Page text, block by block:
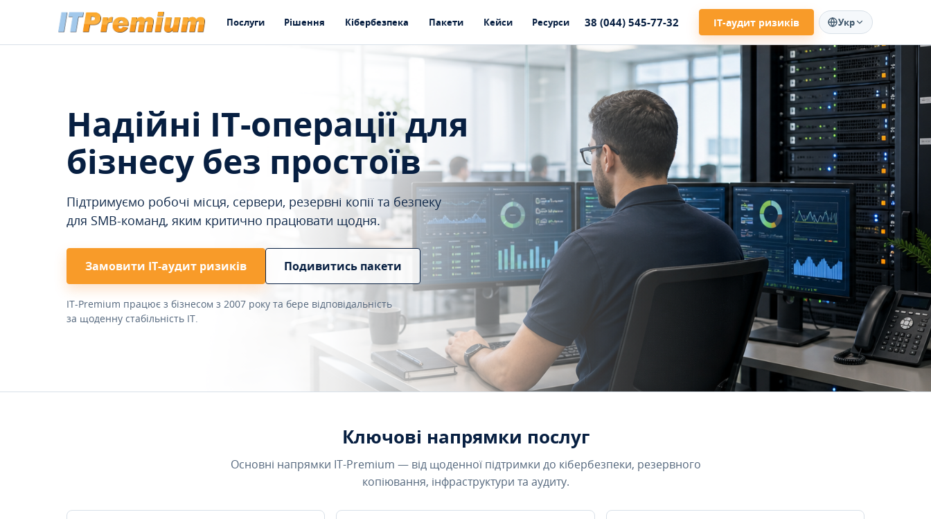
Послуги Рішення Кібербезпека Пакети Кейси Ресурси 38 (044) 545-77-32 ІТ-аудит ризиків Укр
Надійні IT-операції для
бізнесу без простоїв
Підтримуємо робочі місця, сервери, резервні копії та безпеку
для SMB-команд, яким критично працювати щодня.
Замовити ІТ-аудит ризиків Подивитись пакети
IT-Premium працює з бізнесом з 2007 року та бере відповідальність
за щоденну стабільність IT.
Ключові напрямки послуг
Основні напрямки IT-Premium — від щоденної підтримки до кібербезпеки, резервного
копіювання, інфраструктури та аудиту.